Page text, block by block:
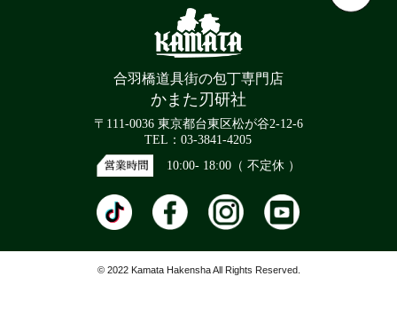
合羽橋道具街の包丁専門店
かまた刃研社
〒111-0036 東京都台東区松が谷2-12-6
TEL：03-3841-4205
10:00- 18:00（ 不定休 ）
© 2022 Kamata Hakensha All Rights Reserved.